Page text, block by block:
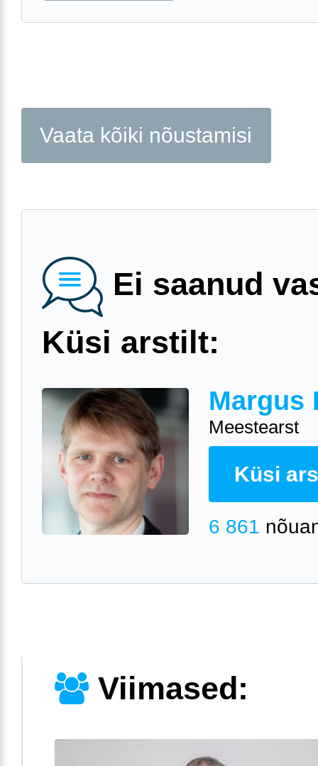
Vaata kõiki nõustamisi
Ei saanud
Küsi arstilt:
Margus
Meestearst
Küsi
6 861
Viimased: